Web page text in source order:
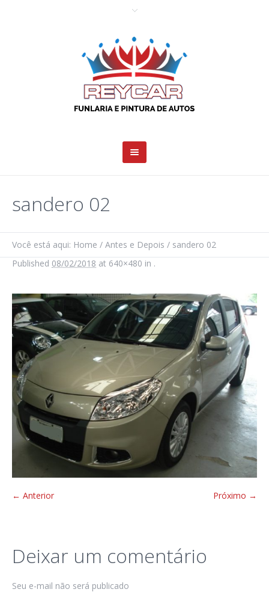
sandero 02
Você está aqui: Home / Antes e Depois / sandero 02
Published 08/02/2018 at 640×480 in .
← Anterior Próximo →
Deixar um comentário
Seu e-mail não será publicado